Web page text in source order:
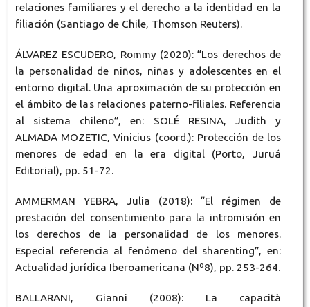
relaciones familiares y el derecho a la identidad en la
filiación (Santiago de Chile, Thomson Reuters).
ÁLVAREZ ESCUDERO, Rommy (2020): “Los derechos de
la personalidad de niños, niñas y adolescentes en el
entorno digital. Una aproximación de su protección en
el ámbito de las relaciones paterno-filiales. Referencia
al sistema chileno”, en: SOLÉ RESINA, Judith y
ALMADA MOZETIC, Vinicius (coord.): Protección de los
menores de edad en la era digital (Porto, Juruá
Editorial), pp. 51-72.
AMMERMAN YEBRA, Julia (2018): “El régimen de
prestación del consentimiento para la intromisión en
los derechos de la personalidad de los menores.
Especial referencia al fenómeno del sharenting”, en:
Actualidad jurídica Iberoamericana (Nº8), pp. 253-264.
BALLARANI, Gianni (2008): La capacità